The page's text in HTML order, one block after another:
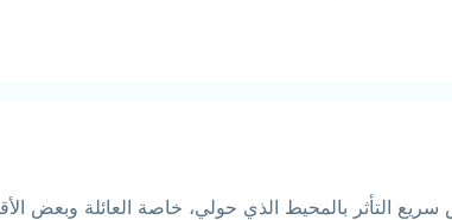
التأثر بالمحيط الذي حولي، خاصة العائلة وبعض